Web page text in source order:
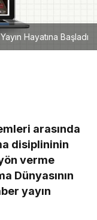
Hayatına Başladı
arasında
disiplininin
verme
Dünyasının
yayın